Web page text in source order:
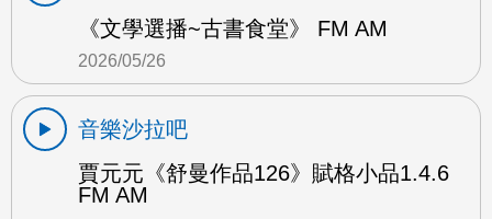
《文學選播~古書食堂》 FM AM
2026/05/26
音樂沙拉吧
賈元元《舒曼作品126》賦格小品1.4.6
FM AM